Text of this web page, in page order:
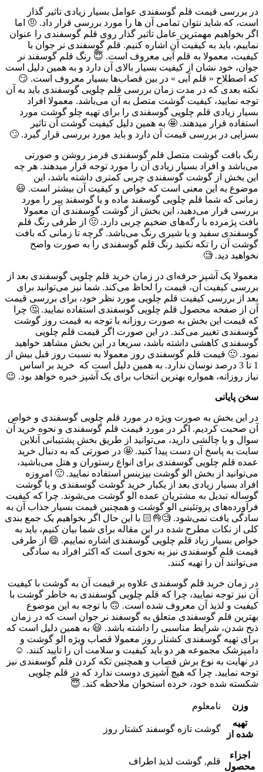
در بررسی قیمت قلم گوسفندی عوامل بسیار زیادی تاثیر گذار
است، که شاید نتوان تمامی آن ها را مورد بررسی قرار داد. 🤨 اما
اگر بخواهیم مهمترین عامل تاثیر گذار روی قلم گوسفندی را عنوان
نماییم، باید به کیفیت آن اشاره کنیم. قلم گوسفندی نر جوان با
کیفیت، معمولا به قلم آبی معروف است. 😇 رنگ قلم گوسفند نر
جوان، خود نشان از کیفیت بسیار بالای آن دارد و به همین دلیل است
که اصطلاح « قلم آبی » در بین قصاب‌ها بسیار معروف است. 😏
نکته بعدی که در مدت زمان بررسی قلم چلویی گوسفندی باید به آن
توجه نمایید، کیفیت گوشت متصل به آن می‌باشد. معمولا افراد
بسیار زیادی قلم چلویی گوسفندی را برای تهیه چلو گوشت مورد
استفاده قرار میدهند. 🤩 به همین دلیل کیفیت گوشت آن تاثیر
بسزایی در بررسی قیمت آن دارد و باید مورد بررسی قرار گیرد. 🙄
رنگ بافت گوشت متصل قلم گوسفندی قرمز روشن و صورتی
می‌باشد و افراد بسیار زیادی آن را مورد توجه قرار میدهند. هر چه
این بخش از گوشت گوسفندی چربی کمتری داشته باشد، این
موضوع به این معنی است که خواص و کیفیت آن بیشتر است. 😃
زمانی که شما قلم چلویی گوسفند ماده و یا گوسفند پیر را مورد
بررسی قرار می‌دهید، این بخش از گوشت گوسفندی آن معمولا
بافت پژمرده با رگه‌های ضخیم چربی دارد. 🤢 از طرفی رنگ قلم
گوسفندی سفید و یا شیری رنگ می‌باشد. گرچه تا زمانی که بافت
گوشت آن را تکه نکنید رنگ قلم گوسفندی را به صورت واضح
نخواهید دید. 🧐
معمولا یک آشپز حرفه‌ای در زمان خرید قلم چلویی گوسفندی بعد از
بررسی کیفیت آن، قیمت را لحاظ می‌کند. شما نیز می‌توانید برای
بعد از بررسی کیفیت قلم چلویی مورد نظر خود، برای بررسی قیمت
آن از صفحه محصول قلم چلویی گوسفندی استفاده نمایید. 🤔 چرا
که قیمت این بخش به صورت روزانه با توجه به قیمت روز گوشت
گوسفندی تغییر می‌کند. در این صورت اگر قیمت قلم چلویی
گوسفندی کاهشی داشته باشد، سریعا در این بخش مشاهد خواهید
نمود. 🙂 قیمت قلم گوسفندی روز معمولا به نسبت روز قبل بیش از
1 تا 3 درصد نوسان ندارد. به همین دلیل است که خرید بر اساس
نیاز روزانه، همواره بهترین انتخاب برای یک آشپز خبره خواهد بود. 😉
سخن پایانی
در این بخش به صورت ویژه در مورد قلم چلویی گوسفندی و خواص
آن صحبت کردیم. اگر در مورد قیمت قلم گوسفندی و نحوه خرید آن
سوال و یا چالشی دارید، می‌توانید از طریق بخش پشتیبانی آنلاین
سایت به پاسخ آن دست پیدا کنید. 🤩 در صورتی که به دنبال خرید
عمده قلم چلویی گوسفندی برای انواع رستوران و هتل می‌باشید،
می‌توانید از بخش الو گوشت بیزینس استفاده نمایید. 🙂 امروزه
افراد بسیار زیادی بعد از یکبار خرید گوشت گوسفندی و یا گوشت
گوساله تبدیل به مشتریان عمده الو گوشت می‌شوند. چرا که کیفیت
فرآورده‌های پروتئینی الو گوشت و همچنین قیمت بسیار جذاب آن به
سادگی یافت نمی‌شود. 🧐👌🏻 با این حال اگر بخواهیم یک جمع بندی
کلی از نکات مطرح شده در این مقاله برای شما بیان کنیم، باید به
خواص بسیار زیاد قلم چلویی گوسفندی اشاره نماییم. 😄 از طرفی
قیمت قلم گوسفندی نیز به نحوی است که اکثر افراد به سادگی
می‌توانند آن را تهیه کنند.
در زمان خرید قلم گوسفندی علاوه بر قیمت آن به گوشت با کیفیت
آن نیز توجه نمایید، چرا که قلم چلویی گوسفندی به خاطر گوشت با
کیفیت و لذیذ آن معروف شده است. 🙃 با توجه به این موضوع
بهترین قلم گوسفندی متعلق به گوسفند نر جوان است که در زمان
ذبح شدن، شرایط مناسبی را داشته باشد. 😃 به همین دلیل است که
برای تهیه گوسفندی کشتار روز معمولا قصاب ویژه الو گوشت و
دامپزشک مجموعه هر دو باید کیفیت و سلامت آن را تایید کنند. ☺
در نهایت به نوع برش قصاب و همچنین تکه کردن قلم گوسفندی نیز
توجه نمایید. چرا که هیچ آشپزی دوست ندارد که در قلم چلویی
شکسته شده خود، خرده استخوان ملاحظه کند. 😇
وزن
نامعلوم
تهیه
شده از
گوشت تازه گوسفند کشتار روز
اجزاء
محصول
قلم, گوشت لذیذ اطراف